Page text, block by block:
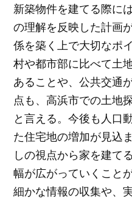
新築物件を建てる際に
の理解を反映した計画
係を築く上で大切なポ
村や都市部に比べて土
あることや、公共交通
点も、高浜市での土地
と言える。今後も人口
た住宅地の増加が見込
しの視点から家を建て
幅が広がっていくこと
細かな情報の収集や、